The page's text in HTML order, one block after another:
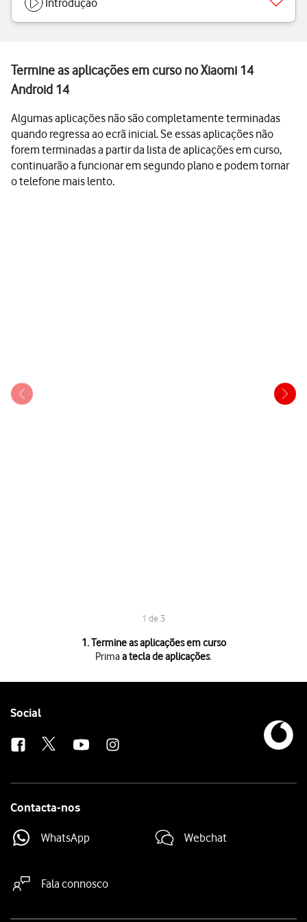
Introdução
Termine as aplicações em curso no Xiaomi 14
Android 14
Algumas aplicações não são completamente terminadas
quando regressa ao ecrã inicial. Se essas aplicações não
forem terminadas a partir da lista de aplicações em curso,
continuarão a funcionar em segundo plano e podem tornar
o telefone mais lento.
1 de 3
1. Termine as aplicações em curso
Primaa tecla de aplicações.
Para terminar uma aplicação em curso,deslize o dedo para a direita
Follow
Social
Contacta-nos
WhatsApp Webchat
Fala connosco